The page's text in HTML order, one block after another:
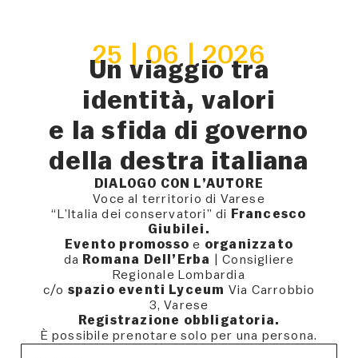
25 | 06 | 2026
Un viaggio tra
identità, valori
e la sfida di governo
della destra italiana
DIALOGO CON L’AUTORE
Voce al territorio di Varese
“L’Italia dei conservatori” di
Francesco
Giubilei.
Evento promosso e organizzato
da
Romana Dell’Erba
| Consigliere
Regionale Lombardia
c/o spazio eventi Lyceum Via Carrobbio
3, Varese
Registrazione obbligatoria.
È possibile prenotare solo per una persona.